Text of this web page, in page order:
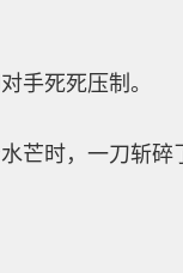
手死死压制。
芒时，一刀斩